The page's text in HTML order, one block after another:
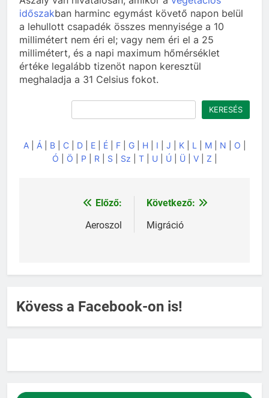
időszakban harminc egymást követő napon belül
a lehullott csapadék összes mennyisége a 10
millimétert nem éri el; vagy nem éri el a 25
millimétert, és a napi maximum hőmérséklet
értéke legalább tizenöt napon keresztül
meghaladja a 31 Celsius fokot.
KERESÉS
A| Á| B| C| D| E| É| F| G| H| I J K| L M| N O
Ó
Ö P R S Sz T| U| Ú| Ü| V| Z
Bejegyzés
navigáció
Előző:
Aeroszol
Következő:
Migráció
Kövess a Facebook-on is!